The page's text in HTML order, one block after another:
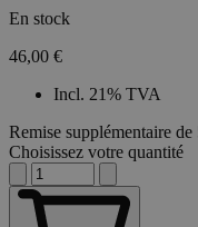
En stock
46,00 €
Incl. 21% TVA
Remise supplémentaire
Choisissez votre quantité